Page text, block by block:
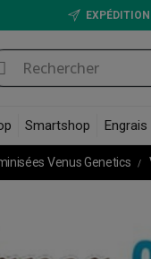
Smartshop
Venus Genetics